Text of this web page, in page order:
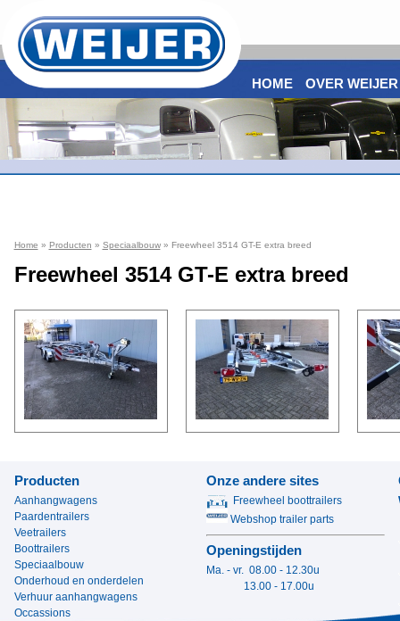
Home » Producten » Speciaalbouw» Freewheel 3514 GT-E extra breed
Freewheel 3514 GT-E extra breed
Producten
Aanhangwagens
Paardentrailers
Veetrailers
Boottrailers
Speciaalbouw
Onderhoud en onderdelen
Verhuur aanhangwagens
Occassions
Onze andere sites
Freewheel boottrailers
Webshop trailer parts
Openingstijden
Ma. - vr. 08.00 - 12.30u
13.00 - 17.00u
HOME OVER WEIJER